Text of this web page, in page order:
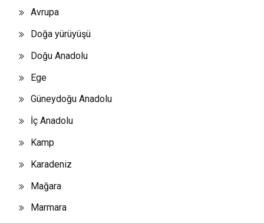
Avrupa
Doğa yürüyüşü
Doğu Anadolu
Ege
Güneydoğu Anadolu
İç Anadolu
Kamp
Karadeniz
Mağara
Marmara